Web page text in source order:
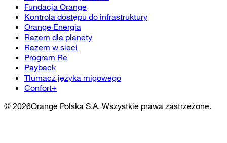
Fundacja Orange
Kontrola dostępu do infrastruktury
Orange Energia
Razem dla planety
Razem w sieci
Program Re
Payback
Tłumacz języka migowego
Confort+
© 2026Orange Polska S.A. Wszystkie prawa zastrzeżone.